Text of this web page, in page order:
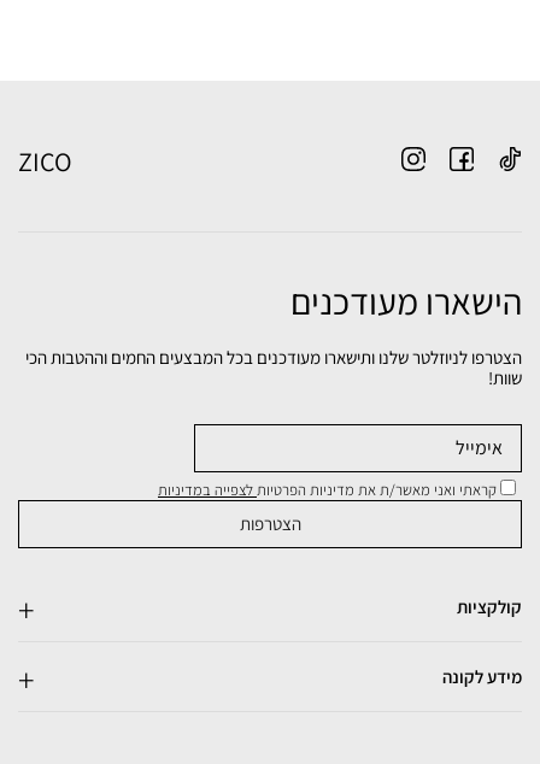
ZICO
הישארו מעודכנים
הצטרפו לניוזלטר שלנו ותישארו מעודכנים בכל המבצעים החמים וההטבות הכי
שוות!
קראתי ואני מאשר/ת את מדיניות הפרטיותלצפייה במדיניות
קולקציות
מידע לקונה